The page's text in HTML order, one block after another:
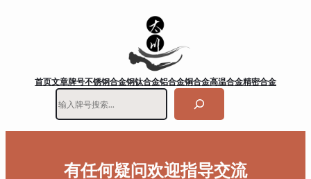
首页文章牌号不锈钢合金钢钛合金铝合金铜合金高温合金精密合金
有任何疑问欢迎指导交流